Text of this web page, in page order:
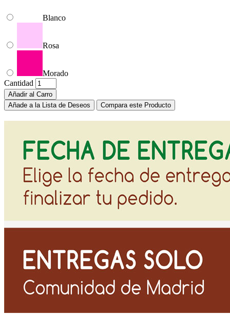
Blanco
Rosa
Morado
Cantidad
Añadir al Carro
Añade a la Lista de Deseos
Compara este Producto